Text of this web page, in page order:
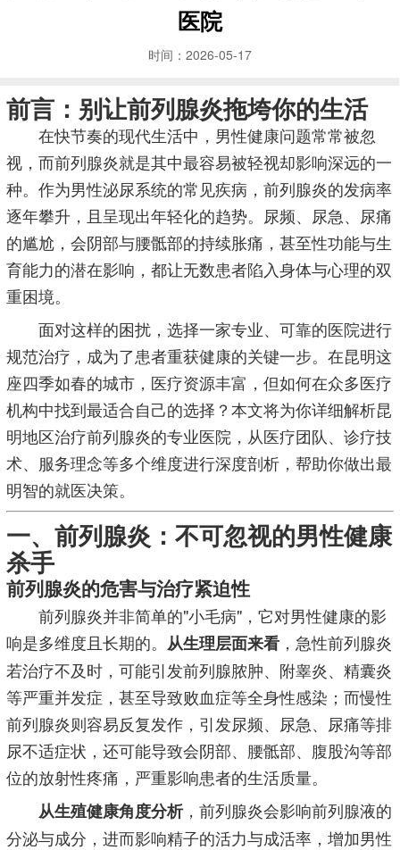
医院
时间：2026-05-17
前言：别让前列腺炎拖垮你的生活
在快节奏的现代生活中，男性健康问题常常被忽
视，而前列腺炎就是其中最容易被轻视却影响深远的一
种。作为男性泌尿系统的常见疾病，前列腺炎的发病率
逐年攀升，且呈现出年轻化的趋势。尿频、尿急、尿痛
的尴尬，会阴部与腰骶部的持续胀痛，甚至性功能与生
育能力的潜在影响，都让无数患者陷入身体与心理的双
重困境。
面对这样的困扰，选择一家专业、可靠的医院进行
规范治疗，成为了患者重获健康的关键一步。在昆明这
座四季如春的城市，医疗资源丰富，但如何在众多医疗
机构中找到最适合自己的选择？本文将为你详细解析昆
明地区治疗前列腺炎的专业医院，从医疗团队、诊疗技
术、服务理念等多个维度进行深度剖析，帮助你做出最
明智的就医决策。
一、前列腺炎：不可忽视的男性健康
杀手
前列腺炎的危害与治疗紧迫性
前列腺炎并非简单的"小毛病"，它对男性健康的影
响是多维度且长期的。 从生理层面来看 ，急性前列腺炎
若治疗不及时，可能引发前列腺脓肿、附睾炎、精囊炎
等严重并发症，甚至导致败血症等全身性感染；而慢性
前列腺炎则容易反复发作，引发尿频、尿急、尿痛等排
尿不适症状，还可能导致会阴部、腰骶部、腹股沟等部
位的放射性疼痛，严重影响患者的生活质量。
从生殖健康角度分析，前列腺炎会影响前列腺液的
分泌与成分，进而影响精子的活力与成活率，增加男性